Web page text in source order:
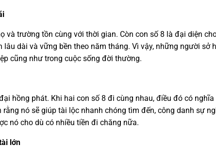
và trường tồn cùng với thời gian. Còn con số 8 là đại diện
dài và vững bền theo năm tháng. Vì vậy, những người
cũng như trong cuộc sống đời thường.
hồng phát. Khi hai con số 8 đi cùng nhau, điều đó có
nó sẽ giúp tài lộc nhanh chóng tìm đến, công danh sự
nó cho dù có nhiều tiền đi chăng nữa.
lớn